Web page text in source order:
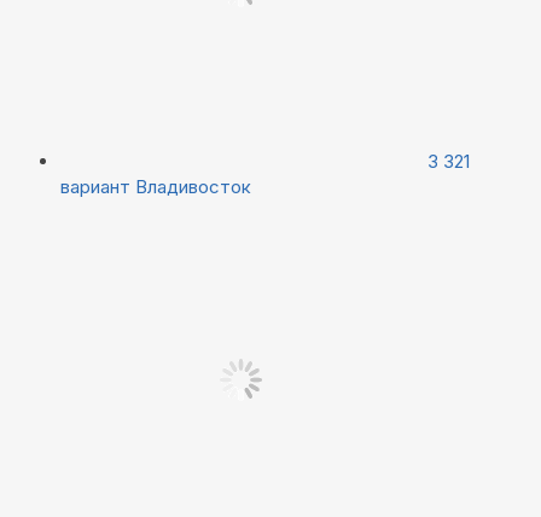
3 321
вариант Владивосток